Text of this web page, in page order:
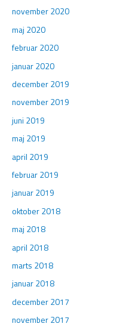
november 2020
maj 2020
februar 2020
januar 2020
december 2019
november 2019
juni 2019
maj 2019
april 2019
februar 2019
januar 2019
oktober 2018
maj 2018
april 2018
marts 2018
januar 2018
december 2017
november 2017